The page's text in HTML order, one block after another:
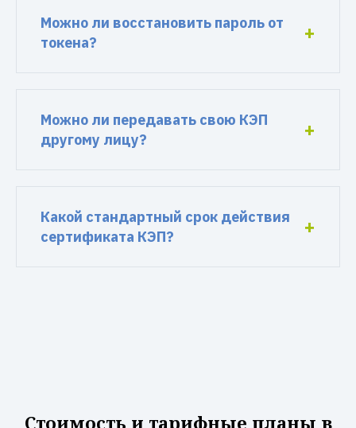
Можно ли восстановить пароль от
токена?
Можно ли передавать свою КЭП
другому лицу?
Какой стандартный срок действия
сертификата КЭП?
Стоимость и тарифные планы в